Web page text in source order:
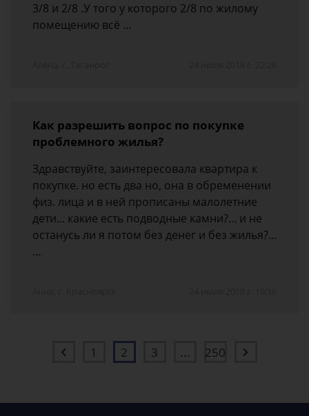
3/8 и 2/8 .У того у которого 2/8 по жилому
помещению всё …
Как разрешить вопрос по покупке
проблемного жилья?
Здравствуйте, заинтересовала квартира к
покупке. но есть два но, она в обременении
физ. лица и в ней прописаны малолетние
дети... какие есть подводные камни?... и не
останусь ли я потом без денег и без жилья?...
…
1 2 3 ... 250